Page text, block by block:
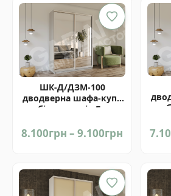
through
13.400грн
ШК-Д/ДЗМ-100
дводверна шафа-купе
комбінована від Гарант
8.100грн – 9.100грн
through
9.100грн